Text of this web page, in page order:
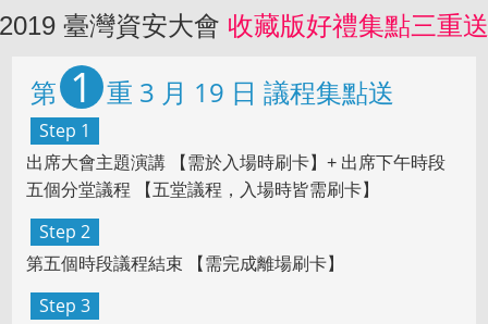
2019 臺灣資安大會 收藏版好禮集點三重送
第 1 重 3 月 19 日 議程集點送
Step 1
出席大會主題演講 【需於入場時刷卡】+ 出席下午時段
五個分堂議程 【五堂議程，入場時皆需刷卡】
Step 2
第五個時段議程結束 【需完成離場刷卡】
Step 3